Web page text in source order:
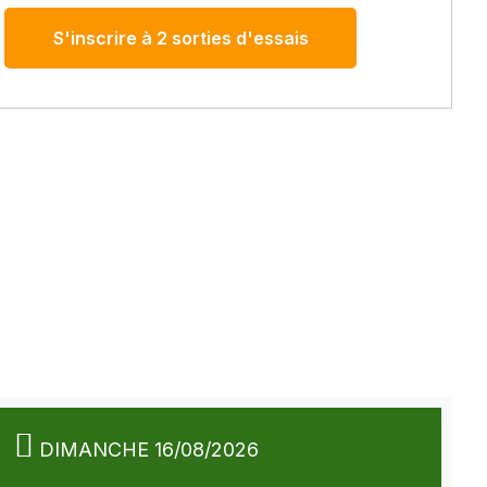
S'inscrire à 2 sorties d'essais
DIMANCHE 16/08/2026